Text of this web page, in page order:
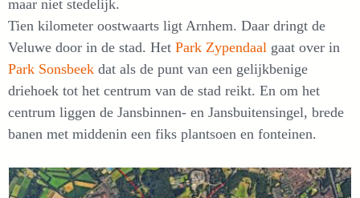
maar niet stedelijk.
Tien kilometer oostwaarts ligt Arnhem. Daar dringt de
Veluwe door in de stad. Het Park Zypendaal gaat over in
Park Sonsbeek dat als de punt van een gelijkbenige
driehoek tot het centrum van de stad reikt. En om het
centrum liggen de Jansbinnen- en Jansbuitensingel, brede
banen met middenin een fiks plantsoen en fonteinen.